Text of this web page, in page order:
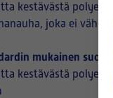
kestävästä
joka ei
mukainen
kestävästä